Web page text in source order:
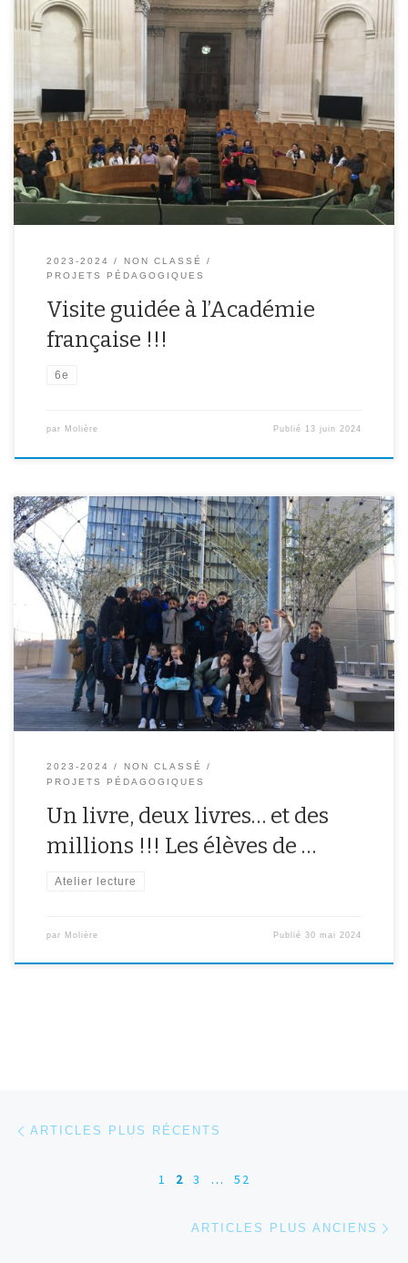
2023-2024
NON CLASSÉ
PROJETS PÉDAGOGIQUES
Visite guidée à l’Académie
française !!!
6e
par Molière Publié 13 juin 2024
L’atelier découverte de l’imprimerie à la BNF Visite Guidée de la
bibliothèque Richelieu
2023-2024
NON CLASSÉ
PROJETS PÉDAGOGIQUES
Un livre, deux livres… et des
millions !!! Les élèves de …
Atelier lecture
par Molière Publié30 mai 2024
Navigation dans les articles
ARTICLES PLUS RÉCENTS
1 2 3 … 52
ARTICLES PLUS ANCIENS